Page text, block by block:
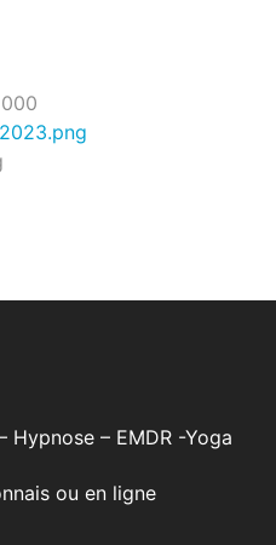
Hypnose – EMDR -Yoga
ou en ligne